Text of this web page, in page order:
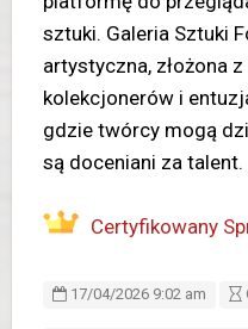
sztuki. Galeria Sztuki
artystyczna, złożona
kolekcjonerów i
gdzie twórcy mogą
są doceniani za talent.
Certyfikowany
17/04/2026 9:02 am